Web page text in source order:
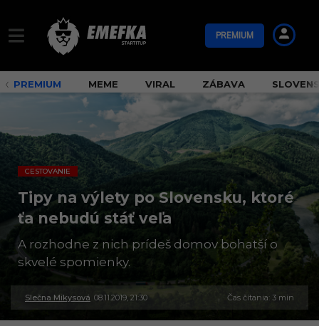
PREMIUM
PREMIUM MEME VIRAL ZÁBAVA
CESTOVANIE
Tipy na výlety po Slovensku, ktoré
ťa nebudú stáť veľa
A rozhodne z nich prídeš domov bohatší o
skvelé spomienky.
Slečna Mikysová 08.11.2019, 21:30
3
0
.
Čas čítania: 3 min